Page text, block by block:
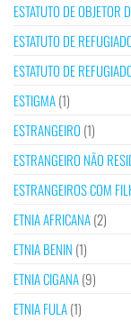
ESTATUTO DE OBJETOR
ESTATUTO DE
ESTATUTO DE
ESTIGMA(1)
ESTRANGEIRO (1)
ESTRANGEIRO NÃO
ESTRANGEIROS COM
ETNIA AFRICANA(2)
ETNIA BENIN (1)
ETNIA CIGANA(9)
ETNIA FULA(1)